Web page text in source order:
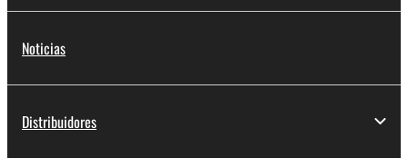
Noticias
Distribuidores